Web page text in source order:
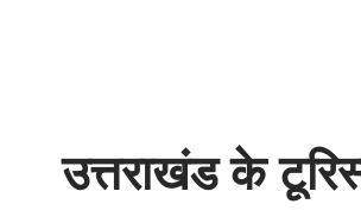
उत्तराखंड के